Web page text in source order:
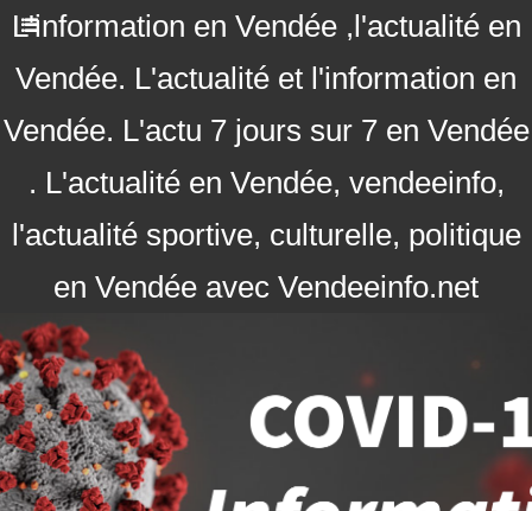
L'information en Vendée ,l'actualité en
Vendée. L'actualité et l'information en
Vendée. L'actu 7 jours sur 7 en Vendée
. L'actualité en Vendée, vendeeinfo,
l'actualité sportive, culturelle, politique
en Vendée avec Vendeeinfo.net